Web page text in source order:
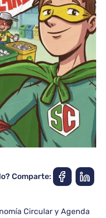
Comparte:
Circular y Agenda